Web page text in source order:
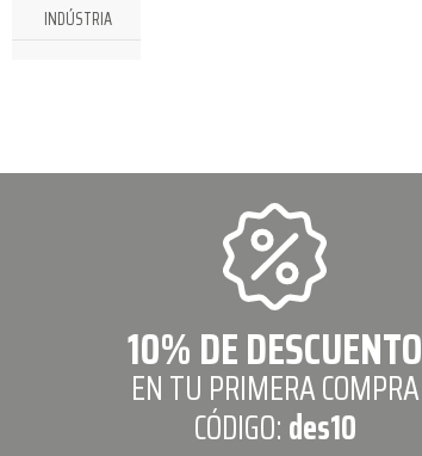
INDÚSTRIA
10% DE DESCUENTO
EN TU PRIMERA COMPRA
CÓDIGO:des10